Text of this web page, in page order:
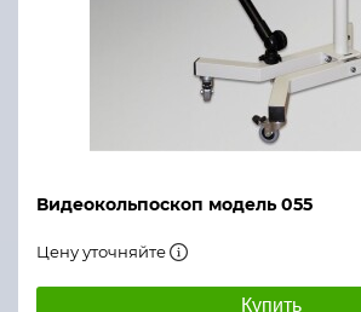
Видеокольпоскоп модель 055
Цену уточняйте
Купить